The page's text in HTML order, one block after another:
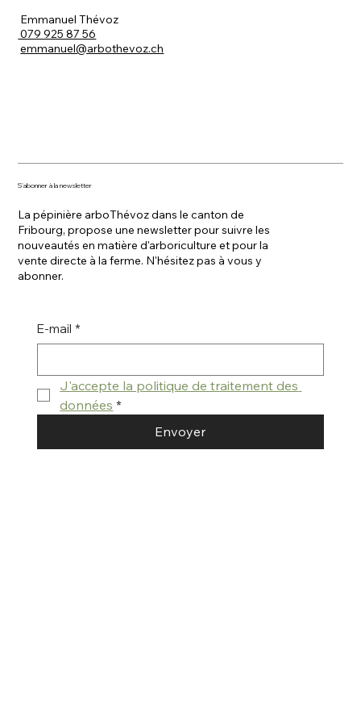
Emmanuel Thévoz
079 925 87 56
emmanuel@arbothevoz.ch
S'abonner à la newsletter
La pépinière arboThévoz dans le canton de
Fribourg, propose une newsletter pour suivre les
nouveautés en matière d'arboriculture et pour la
vente directe à la ferme. N'hésitez pas à vous y
abonner.
E-mail *
J'accepte la politique de traitement des
données *
Envoyer